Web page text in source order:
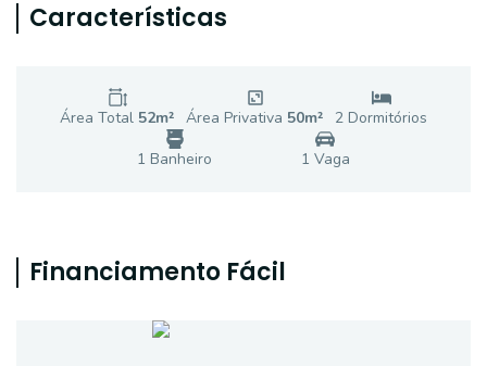
Características
Área Total 52m² Área Privativa 50m² 2 Dormitórios
1 Banheiro 1 Vaga
Financiamento Fácil